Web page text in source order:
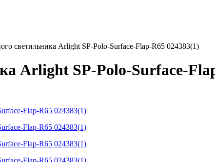
светильника Arlight SP-Polo-Surface-Flap-R65 024383(1)
Arlight SP-Polo-Surface-